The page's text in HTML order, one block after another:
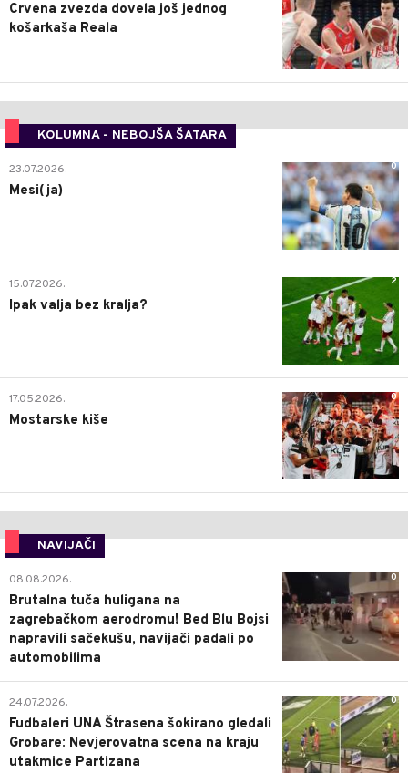
Crvena zvezda dovela još jednog
košarkaša Reala
KOLUMNA - NEBOJŠA ŠATARA
0
23.07.2026.
Mesi(ja)
2
15.07.2026.
Ipak valja bez kralja?
0
17.05.2026.
Mostarske kiše
NAVIJAČI
0
08.08.2026.
Brutalna tuča huligana na
zagrebačkom aerodromu! Bed Blu Bojsi
napravili sačekušu, navijači padali po
automobilima
0
24.07.2026.
Fudbaleri UNA Štrasena šokirano gledali
Grobare: Nevjerovatna scena na kraju
utakmice Partizana